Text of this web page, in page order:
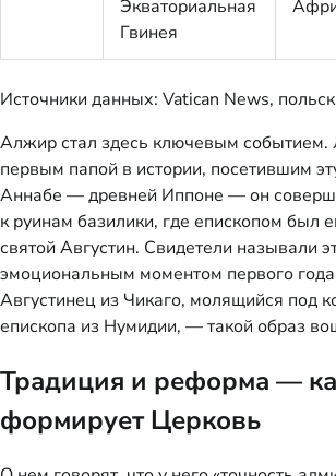
Экваториальная
Гвинея
Источники данных: Vatican News,
Алжир стал здесь ключевым событием.
первым папой в истории, посетившим
Аннабе — древней Иппоне — он
к руинам базилики, где епископом был
святой Августин. Свидетели называли
эмоциональным моментом первого
Августинец из Чикаго, молящийся под
епископа из Нумидии, — такой образ
Традиция и реформа —
формирует Церковь